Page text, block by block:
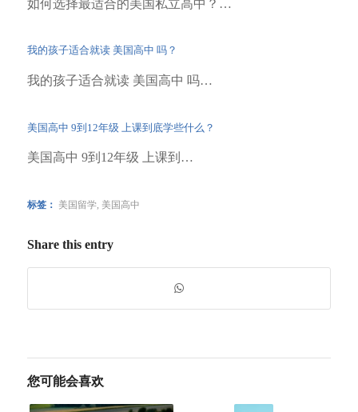
如何选择最适合的美国私立高中？…
我的孩子适合就读 美国高中 吗？
我的孩子适合就读 美国高中 吗…
美国高中 9到12年级 上课到底学些什么？
美国高中 9到12年级 上课到…
标签： 美国留学, 美国高中
Share this entry
您可能会喜欢